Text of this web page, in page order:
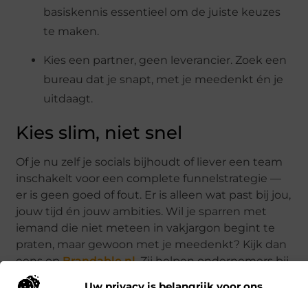
basiskennis essentieel om de juiste keuzes
te maken.
Kies een partner, geen leverancier. Zoek een
bureau dat je snapt, met je meedenkt én je
uitdaagt.
Kies slim, niet snel
Of je nu zelf je socials bijhoudt of liever een team
inschakelt voor een complete funnelstrategie —
er is geen goed of fout. Er is alleen wat past bij jou,
jouw tijd én jouw ambities. Wil je sparren met
iemand die niet meteen in vakjargon begint te
praten, maar gewoon met je meedenkt? Kijk dan
eens opBrandable.nl. Zij helpen ondernemers bij
het maken van slimme keuzes in online